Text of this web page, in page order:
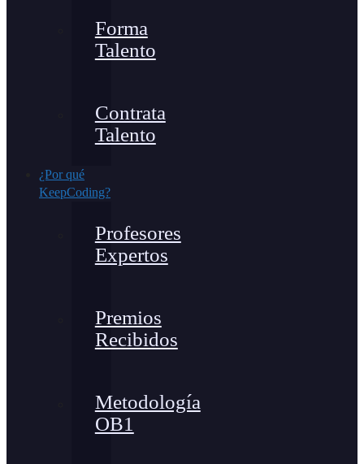
Forma
Talento
Contrata
Talento
¿Por qué
KeepCoding?
Profesores
Expertos
Premios
Recibidos
Metodología
OB1